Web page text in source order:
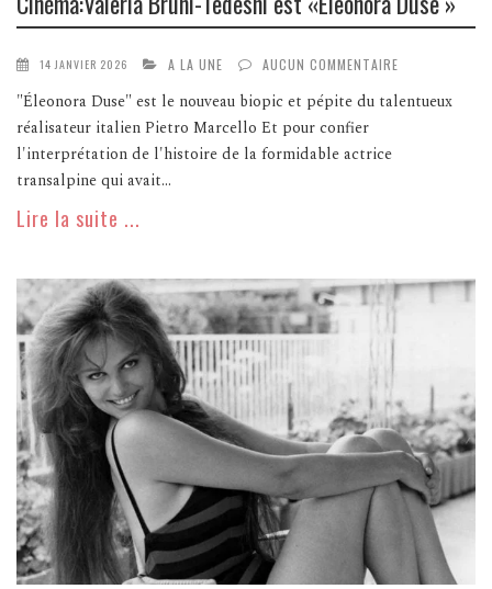
14 JANVIER 2026 A LA UNE AUCUN COMMENTAIRE
"Éleonora Duse" est le nouveau biopic et pépite du talentueux
réalisateur italien Pietro Marcello Et pour confier
l'interprétation de l'histoire de la formidable actrice
transalpine qui avait...
Lire la suite ...